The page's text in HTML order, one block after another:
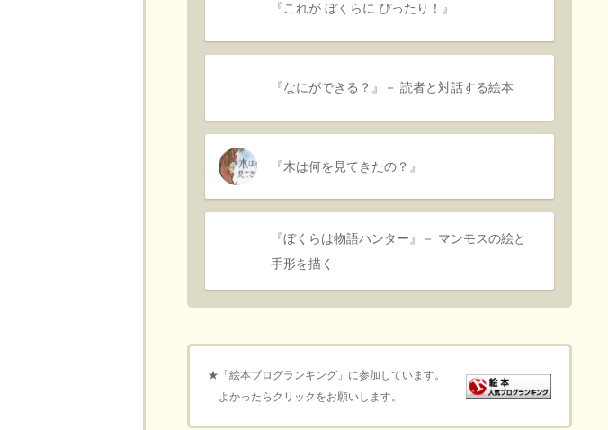
『これが ぼくらに ぴったり！』
『なにができる？』－ 読者と対話する絵本
『木は何を見てきたの？』
『ぼくらは物語ハンター』－ マンモスの絵と
手形を描く
★「絵本ブログランキング」に参加しています。
よかったらクリックをお願いします。